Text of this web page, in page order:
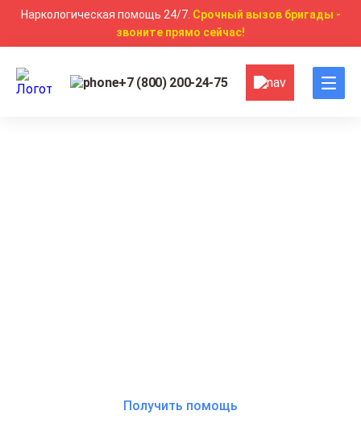
Наркологическая помощь 24/7. Срочный вызов бригады -
звоните прямо сейчас!
+7 (800) 200-24-75
Получить помощь